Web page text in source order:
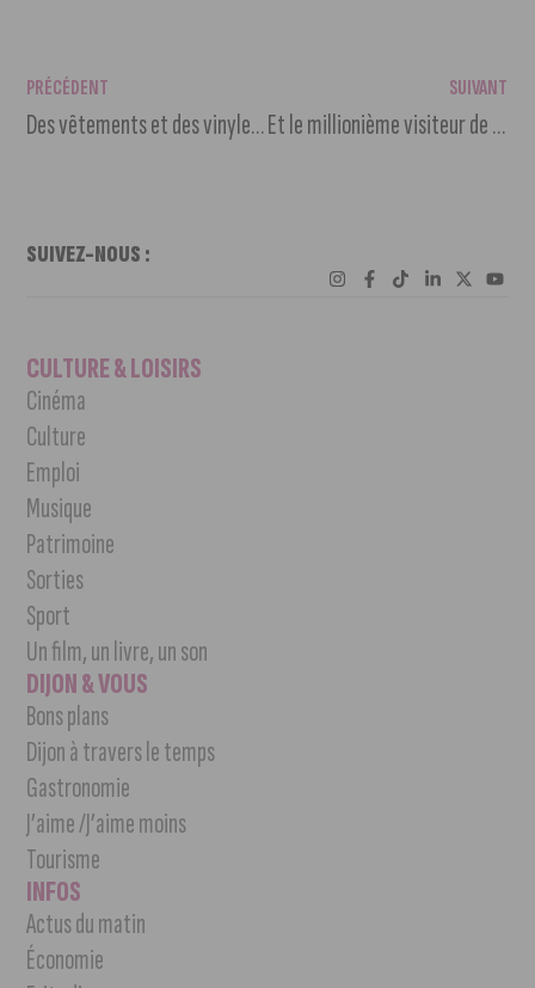
PRÉCÉDENT
Des vêtements et des vinyles à petits prix à la Péniche Cancale
SUIVANT
Et le millionième visiteur de la Cité est…
SUIVEZ-NOUS :
CULTURE & LOISIRS
Cinéma
Culture
Emploi
Musique
Patrimoine
Sorties
Sport
Un film, un livre, un son
DIJON & VOUS
Bons plans
Dijon à travers le temps
Gastronomie
J’aime /J’aime moins
Tourisme
INFOS
Actus du matin
Économie